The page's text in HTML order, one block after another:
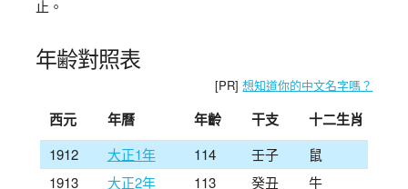
止。
年齢對照表
[PR]想知道你的中文名字嗎？
西元 年曆 年齡 干支 十二生肖
1912 大正1年 114 壬子
鼠
1913
大正2年 113 癸丑
牛